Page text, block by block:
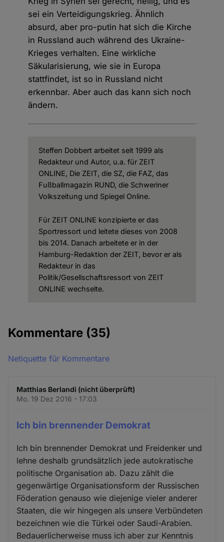
sei ein Verteidigungskrieg. Ähnlich
absurd, aber pro-putin hat sich die Kirche
in Russland auch während des Ukraine-
Krieges verhalten. Eine wirkliche
Säkularisierung, wie sie in Europa
stattfindet, ist so in Russland nicht
erkennbar. Aber auch das kann sich noch
ändern.
Steffen Dobbert arbeitet seit 1999 als
Redakteur und Autor, u.a. für ZEIT
ONLINE, Die ZEIT, die SZ, die FAZ, das
Fußballmagazin RUND, die Schweriner
Volkszeitung und Spiegel Online.
Für ZEIT ONLINE konzipierte er das
Sportressort und leitete dieses von 2008
bis 2014. Danach arbeitete er in der
Hamburg-Redaktion der ZEIT, bevor er als
Redakteur in das
Politik/Gesellschaftsressort von ZEIT
ONLINE wechselte.
Kommentare (35)
Netiquette für Kommentare
Matthias Berlandi (nicht überprüft)
Mo. 19 Dez 2016 - 17:03
Ich bin brennender Demokrat
Ich bin brennender Demokrat und Freidenker und
lehne deshalb grundsätzlich jede autokratische
politische Organisation ab. Dazu zählt die
gegenwärtige Organisationsform der Russischen
Föderation genauso wie diejenige vieler anderer
Staaten, die wir hingegen als unsere Verbündeten
bezeichnen wie die Türkei oder Saudi-Arabien.
Bedauerlicherweise muss ich aber zur Kenntnis